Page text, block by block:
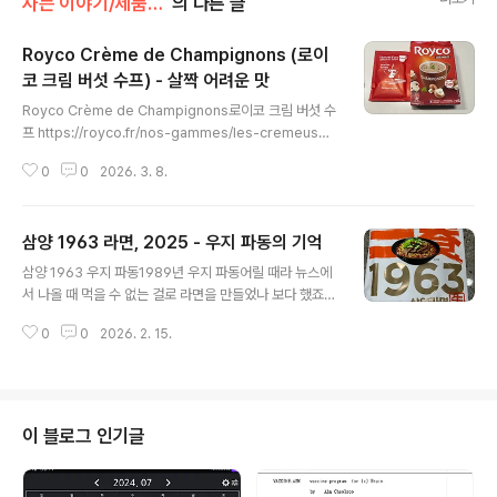
Royco Crème de Champignons (로이
코 크림 버섯 수프) - 살짝 어려운 맛
Royco Crème de Champignons로이코 크림 버섯 수
프 https://royco.fr/nos-gammes/les-cremeuse
uand c’est onctueux. Laissez-vous submerger
를 먹을 수 있습니다.물은 200ml인데 두번째 먹을 때는
스프 컵이 작아서 물을 조금 적게 넣었습니다. 버섯이라 예
상했던 맛인데 표지에 그려진 식물이 살짝 걸렸습니다.그
프 맛은 다른 것 보다 허브 향이 너..
0 0 2026. 3. 8.
삼양 1963 라면, 2025 - 우지 파동의 기억
삼양 1963 우지 파동1989년 우지 파동어릴 때라 뉴스에
서 나올 때 먹을 수 없는 걸로 라면을 만들었나 보다 했죠.
mu.wiki/w/%EC%9A%B0%EC%A7%80%20%E
동이 발생한 날에 맞춰 출시되었다고하니 삼양의 한(!)을
느낄 수 있습니다. 삼양1963 나무위키https://namu.wik
i/w/%EC%82%BC%EC%96%911963 삼양1963무
0 0 2026. 2. 15.
이 블로그 인기글